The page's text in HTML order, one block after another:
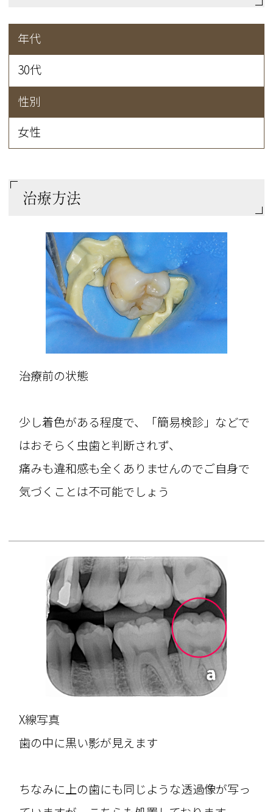
年代
30代
性別
女性
治療方法
治療前の状態
少し着色がある程度で、「簡易検診」などで
はおそらく虫歯と判断されず、
痛みも違和感も全くありませんのでご自身で
気づくことは不可能でしょう
X線写真
歯の中に黒い影が見えます
ちなみに上の歯にも同じような透過像が写っ